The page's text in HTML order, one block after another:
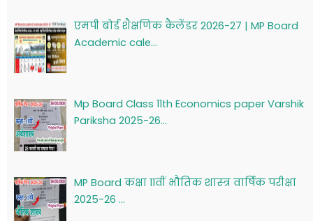
एमपी बोर्ड शैक्षणिक कैलेंडर 2026-27 | MP Board
Academic cale…
Mp Board Class 11th Economics paper Varshik
Pariksha 2025-26…
MP Board कक्षा 11वीं भौतिक शास्‍त्र वार्षिक परीक्षा
2025-26 …